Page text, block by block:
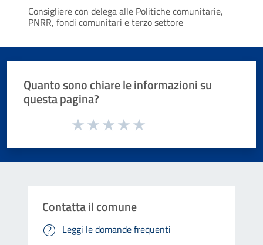
Consigliere con delega alle Politiche comunitarie,
PNRR, fondi comunitari e terzo settore
Quanto sono chiare le informazioni su
questa pagina?
Valuta da 1 a 5 stelle la pagina
Contatta il comune
Leggi le domande frequenti